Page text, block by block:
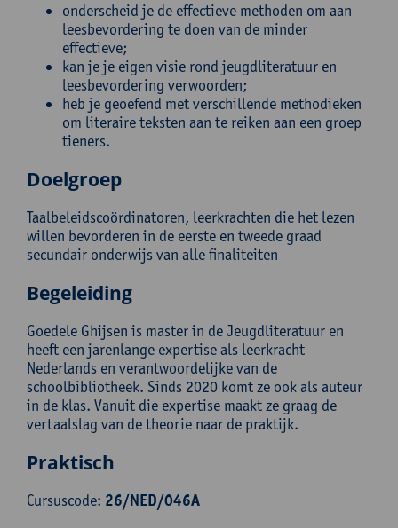
onderscheid je de effectieve methoden om aan
leesbevordering te doen van de minder
effectieve;
kan je je eigen visie rond jeugdliteratuur en
leesbevordering verwoorden;
heb je geoefend met verschillende methodieken
om literaire teksten aan te reiken aan een groep
tieners.
Doelgroep
Taalbeleidscoördinatoren, leerkrachten die het lezen
willen bevorderen in de eerste en tweede graad
secundair onderwijs van alle finaliteiten
Begeleiding
Goedele Ghijsen is master in de Jeugdliteratuur en
heeft een jarenlange expertise als leerkracht
Nederlands en verantwoordelijke van de
schoolbibliotheek. Sinds 2020 komt ze ook als auteur
in de klas. Vanuit die expertise maakt ze graag de
vertaalslag van de theorie naar de praktijk.
Praktisch
Cursuscode: 26/NED/046A